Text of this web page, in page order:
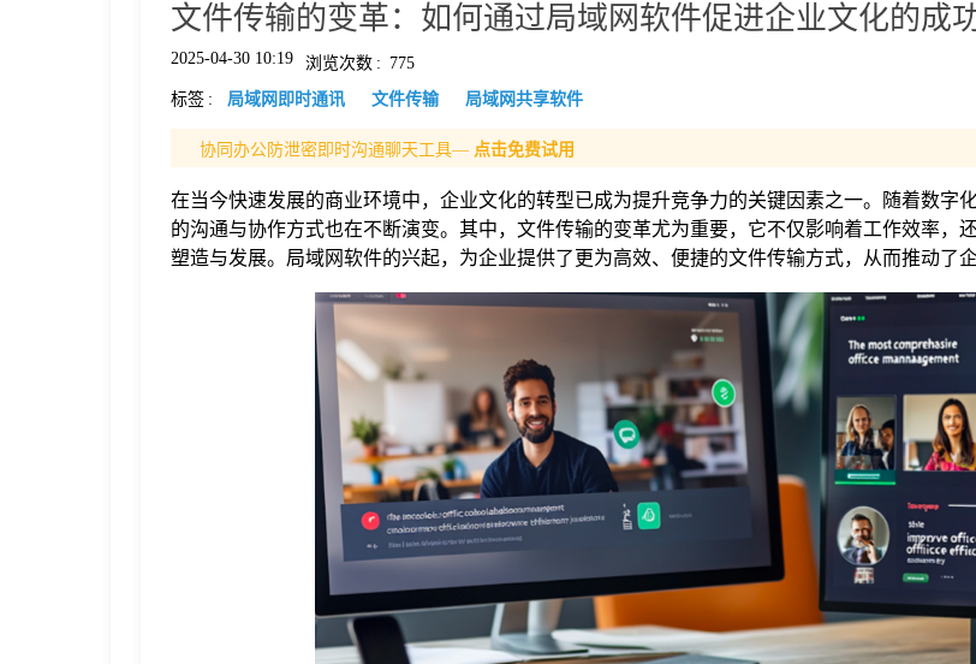
文件传输的变革：如何通过局域网软件促进企业文化的成
2025-04-30 10:19 浏览次数 : 775
标签 : 局域网即时通讯 文件传输 局域网共享软件
协同办公防泄密即时沟通聊天工具— 点击免费试用
在当今快速发展的商业环境中，企业文化的转型已成为提升竞争力的关键因素之一。随着数字
的沟通与协作方式也在不断演变。其中，文件传输的变革尤为重要，它不仅影响着工作效率，
塑造与发展。局域网软件的兴起，为企业提供了更为高效、便捷的文件传输方式，从而推动了